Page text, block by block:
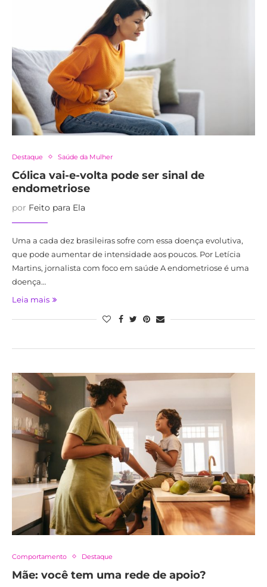
Destaque Saúde da Mulher
Cólica vai-e-volta pode ser sinal de
endometriose
por Feito para Ela
Uma a cada dez brasileiras sofre com essa doença evolutiva,
que pode aumentar de intensidade aos poucos. Por Letícia
Martins, jornalista com foco em saúde A endometriose é uma
doença…
Leia mais
Comportamento Destaque
Mãe: você tem uma rede de apoio?